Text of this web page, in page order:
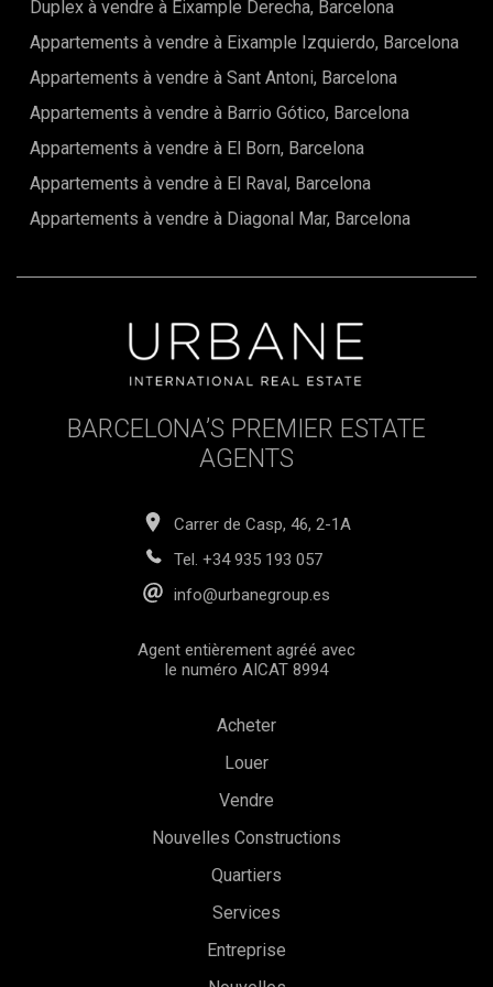
Duplex à vendre à Eixample Derecha, Barcelona
Appartements à vendre à Eixample Izquierdo, Barcelona
Appartements à vendre à Sant Antoni, Barcelona
Appartements à vendre à Barrio Gótico, Barcelona
Appartements à vendre à El Born, Barcelona
Appartements à vendre à El Raval, Barcelona
Appartements à vendre à Diagonal Mar, Barcelona
BARCELONA’S PREMIER ESTATE
AGENTS
Carrer de Casp, 46, 2-1A
Tel. +34 935 193 057
info@urbanegroup.es
Agent entièrement agréé avec
le numéro AICAT 8994
Acheter
Louer
Vendre
Nouvelles Constructions
Quartiers
Services
Entreprise
Enregistrer les paramètres